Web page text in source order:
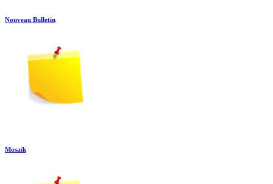
Nouveau Bulletin
Mosaïk